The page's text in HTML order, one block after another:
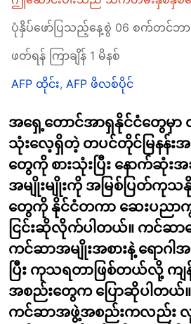
ပုံနှိပ်ဖော်ပြသည့်နေ့စွဲ 06 စက်တင်ဘာ
ဖတ်ရန် ကြာချိန် 1 မိနစ်
AFP ထိုင်း, AFP ဖိလစ်ပိုင်
အရှေ့တောင်အာရှနိုင်ငံတွေမှာ
သုံးလေ့ရှိတဲ့ တပင်တိုင်မြနန်း
တွေကို စားသုံးပြီး နောက်ဆုံး
အမျိုးမျိုးကို အမြစ်ပြတ်ကု
တွေကို နိုင်ငံတကာ ဆေးပညာ
ငြင်းဆိုလိုက်ပါတယ်။ ကင်ဆာ
ကင်ဆာအမျိုးအစားနဲ့ ရောဂ
ပြီး ကုသရတာဖြစ်တယ်လို့ ကျန်
အစည်းတွေက ပြောဆိုပါတယ်
ကင်ဆာအဖွဲ့အစည်းကလည်း လူ